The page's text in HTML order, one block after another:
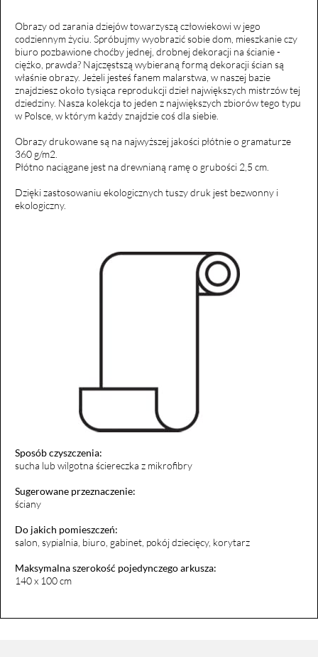
Obrazy od zarania dziejów towarzyszą człowiekowi w jego
codziennym życiu. Spróbujmy wyobrazić sobie dom, mieszkanie czy
biuro pozbawione choćby jednej, drobnej dekoracji na ścianie -
ciężko, prawda? Najczęstszą wybieraną formą dekoracji ścian są
właśnie obrazy. Jeżeli jesteś fanem malarstwa, w naszej bazie
znajdziesz około tysiąca reprodukcji dzieł największych mistrzów tej
dziedziny. Nasza kolekcja to jeden z największych zbiorów tego typu
w Polsce, w którym każdy znajdzie coś dla siebie.
Obrazy drukowane są na najwyższej jakości płótnie o gramaturze
360 g/m2.
Płótno naciągane jest na drewnianą ramę o grubości 2,5 cm.
Dzięki zastosowaniu ekologicznych tuszy druk jest bezwonny i
ekologiczny.
Sposób czyszczenia:
sucha lub wilgotna ściereczka z mikrofibry
Sugerowane przeznaczenie:
ściany
Do jakich pomieszczeń:
salon, sypialnia, biuro, gabinet, pokój dziecięcy, korytarz
Maksymalna szerokość pojedynczego arkusza:
140 x 100 cm